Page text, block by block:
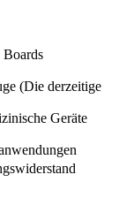
Boards
(Die derzeitige
Geräte